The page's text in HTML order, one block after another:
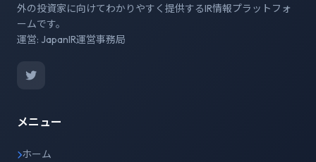
外の投資家に向けてわかりやすく提供するIR情報プラットフォ
ームです。
運営: JapanIR運営事務局
メニュー
ホーム